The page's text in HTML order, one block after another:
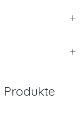
Produkte